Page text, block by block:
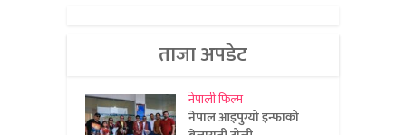
ताजा अपडेट
नेपाली फिल्म
नेपाल आइपुग्यो इन्फाको